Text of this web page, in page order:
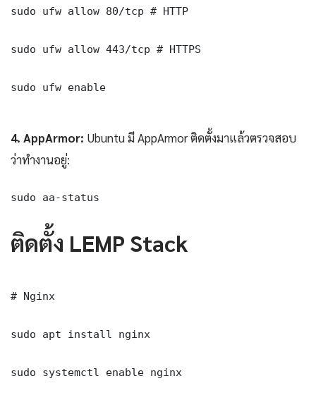
sudo ufw allow 80/tcp # HTTP
sudo ufw allow 443/tcp # HTTPS
sudo ufw enable
4. AppArmor: Ubuntu มี AppArmor ติดตั้งมาแล้วตรวจสอบ
ว่าทำงานอยู่:
sudo aa-status
ติดตั้ง LEMP Stack
# Nginx
sudo apt install nginx
sudo systemctl enable nginx